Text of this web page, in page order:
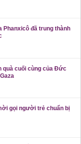
Phanxicô đã trung thành
quà cuối cùng của Đức
gọi người trẻ chuẩn bị